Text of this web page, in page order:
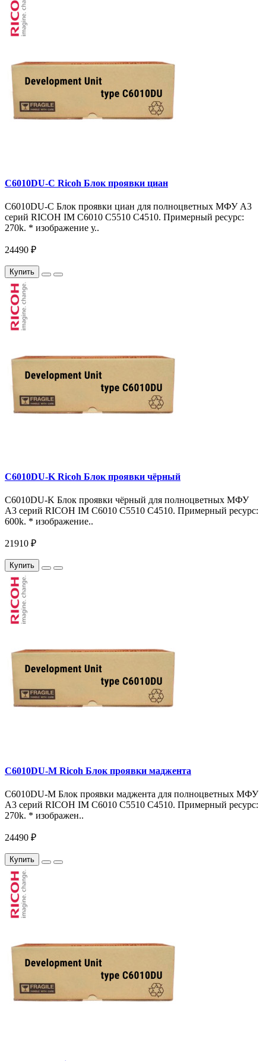
C6010DU-C Ricoh Блок проявки циан
C6010DU-C Блок проявки циан для полноцветных МФУ A3
серий RICOH IM C6010 C5510 C4510. Примерный ресурс:
270k. * изображение у..
24490 ₽
Купить
C6010DU-K Ricoh Блок проявки чёрный
C6010DU-K Блок проявки чёрный для полноцветных МФУ
A3 серий RICOH IM C6010 C5510 C4510. Примерный ресурс:
600k. * изображение..
21910 ₽
Купить
C6010DU-M Ricoh Блок проявки маджента
C6010DU-M Блок проявки маджента для полноцветных МФУ
A3 серий RICOH IM C6010 C5510 C4510. Примерный ресурс:
270k. * изображен..
24490 ₽
Купить